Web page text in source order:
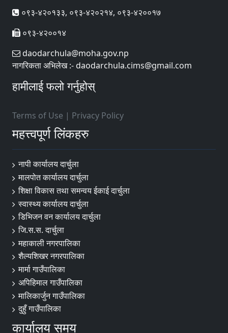
०९३-४२०१३३, ०९३-४२०२१४, ०९३-४२००१७
०९३-४२००१४
daodarchula@moha.gov.np
नागरिकता अभिलेख :- daodarchula.cims@gmail.com
हामीलाई फलो गर्नुहोस्
Terms of Use | Privacy Policy
महत्त्वपूर्ण लिंकहरु
नापी कार्यालय दार्चुला
मालपोत कार्यालय दार्चुला
शिक्षा विकास तथा समन्वय ईकाई दार्चुला
स्वास्थ्य कार्यालय दार्चुला
डिभिजन वन कार्यालय दार्चुला
जि.स.स. दार्चुला
महाकाली नगरपालिका
शैल्यशिखर नगरपालिका
मार्मा गाउँपालिका
अपिहिमाल गाउँपालिका
मालिकार्जुन गाउँपालिका
दुहुँ गाउँपालिका
कार्यालय समय